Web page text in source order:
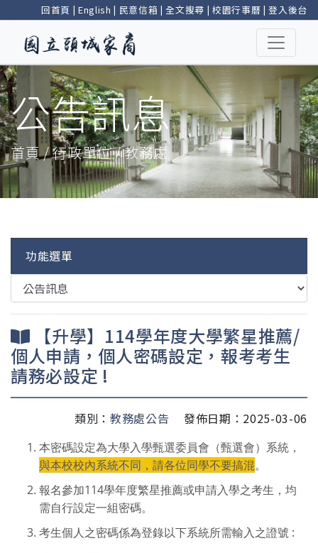
回首頁 | English | 民意信箱 |全文搜尋 | 校園行事曆 |登入後台
公告訊息
首頁 / 行政單位 / 教務處
功能選單
【升學】114學年度大學繁星推薦/
個人申請，個人密碼設定，報考考生
請務必設定 !
類別： 教務處公告 發佈日期：2025-03-06
本密碼設定為大學入學甄選委員會（甄選會）系統，
與本校校內系統不同，請各位同學不要搞混。
報名參加114學年度繁星推薦或申請入學之考生，均
需自行設定一組密碼。
考生個人之密碼係為登錄以下系統所需輸入之證號 :